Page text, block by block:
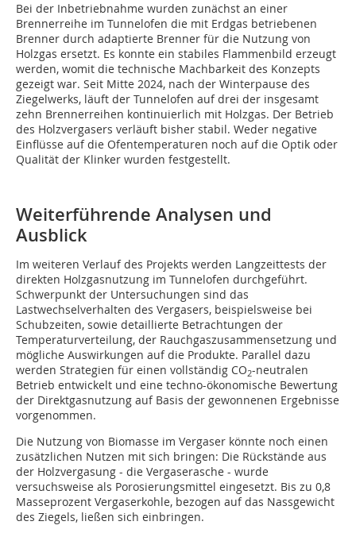
Bei der Inbetriebnahme wurden zunächst an einer
Brennerreihe im Tunnelofen die mit Erdgas betriebenen
Brenner durch adaptierte Brenner für die Nutzung von
Holzgas ersetzt. Es konnte ein stabiles Flammenbild erzeugt
werden, womit die technische Machbarkeit des Konzepts
gezeigt war. Seit Mitte 2024, nach der Winterpause des
Ziegelwerks, läuft der Tunnelofen auf drei der insgesamt
zehn Brennerreihen kontinuierlich mit Holzgas. Der Betrieb
des Holzvergasers verläuft bisher stabil. Weder negative
Einflüsse auf die Ofentemperaturen noch auf die Optik oder
Qualität der Klinker wurden festgestellt.
Weiterführende Analysen und
Ausblick
Im weiteren Verlauf des Projekts werden Langzeittests der
direkten Holzgasnutzung im Tunnelofen durchgeführt.
Schwerpunkt der Untersuchungen sind das
Lastwechselverhalten des Vergasers, beispielsweise bei
Schubzeiten, sowie detaillierte Betrachtungen der
Temperaturverteilung, der Rauchgaszusammensetzung und
mögliche Auswirkungen auf die Produkte. Parallel dazu
werden Strategien für einen vollständig CO2-neutralen
Betrieb entwickelt und eine techno-ökonomische Bewertung
der Direktgasnutzung auf Basis der gewonnenen Ergebnisse
vorgenommen.
Die Nutzung von Biomasse im Vergaser könnte noch einen
zusätzlichen Nutzen mit sich bringen: Die Rückstände aus
der Holzvergasung - die Vergaserasche - wurde
versuchsweise als Porosierungsmittel eingesetzt. Bis zu 0,8
Masseprozent Vergaserkohle, bezogen auf das Nassgewicht
des Ziegels, ließen sich einbringen.